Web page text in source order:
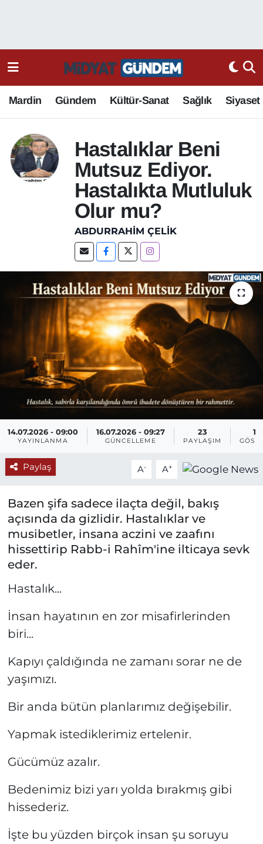
Mardin Gündem Kültür-Sanat Sağlık Siyaset
Hastalıklar Beni
Mutsuz Ediyor.
Hastalıkta Mutluluk
Olur mu?
ABDURRAHIM ÇELİK
14.07.2026 - 09:00
YAYINLANMA
16.07.2026 - 09:27
GÜNCELLEME
23
PAYLAŞIM
Paylaş A- A+
Bazen şifa sadece ilaçta değil, bakış
açısında da gizlidir. Hastalıklar ve
musibetler, insana aczini ve zaafını
hissettirip Rabb-i Rahîm'ine ilticaya sevk
eder.
Hastalık...
İnsan hayatının en zor misafirlerinden
biri...
Kapıyı çaldığında ne zamanı sorar ne de
yaşımızı.
Bir anda bütün planlarımız değişebilir.
Yapmak istediklerimiz ertelenir.
Gücümüz azalır.
Bedenimiz bizi yarı yolda bırakmış gibi
hissederiz.
İşte bu yüzden birçok insan şu soruyu